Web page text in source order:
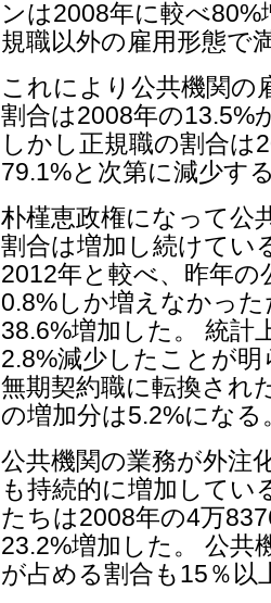
ンは2008年に較べ
規職以外の雇用形態で
これにより公共機関の
割合は2008年の13.5%
しかし正規職の割合は
79.1%と次第に減少す
朴槿恵政権になって公
割合は増加し続けてい
2012年と較べ、昨年
0.8%しか増えなかっ
38.6%増加した。 統計
2.8%減少したことが
無期契約職に転換され
の増加分は5.2%になる
公共機関の業務が外注
も持続的に増加してい
たちは2008年の4万
23.2%増加した。 公共
が占める割合も15％以